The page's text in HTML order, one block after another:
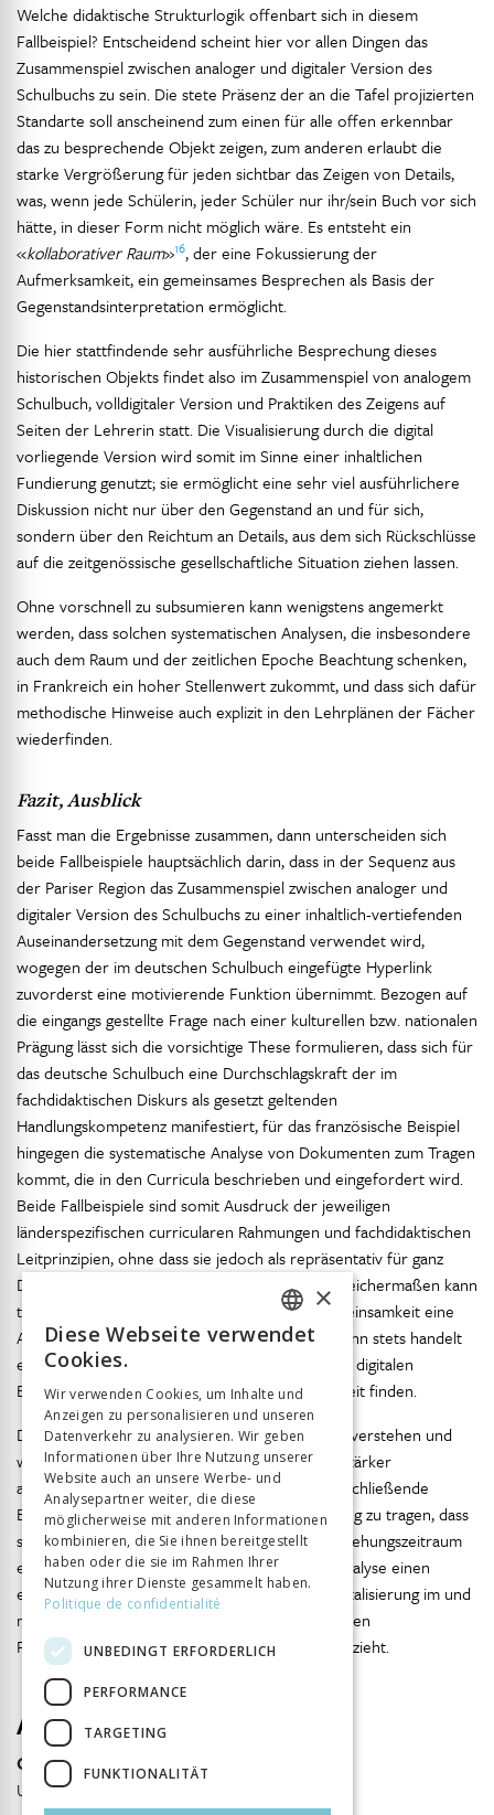
Welche didaktische Strukturlogik offenbart sich in diesem
Fallbeispiel? Entscheidend scheint hier vor allen Dingen das
Zusammenspiel zwischen analoger und digitaler Version des
Schulbuchs zu sein. Die stete Präsenz der an die Tafel projizierten
Standarte soll anscheinend zum einen für alle offen erkennbar
das zu besprechende Objekt zeigen, zum anderen erlaubt die
starke Vergrößerung für jeden sichtbar das Zeigen von Details,
was, wenn jede Schülerin, jeder Schüler nur ihr/sein Buch vor sich
hätte, in dieser Form nicht möglich wäre. Es entsteht ein
«kollaborativer Raum»16, der eine Fokussierung der
Aufmerksamkeit, ein gemeinsames Besprechen als Basis der
Gegenstandsinterpretation ermöglicht.
Die hier stattfindende sehr ausführliche Besprechung dieses
historischen Objekts findet also im Zusammenspiel von analogem
Schulbuch, volldigitaler Version und Praktiken des Zeigens auf
Seiten der Lehrerin statt. Die Visualisierung durch die digital
vorliegende Version wird somit im Sinne einer inhaltlichen
Fundierung genutzt; sie ermöglicht eine sehr viel ausführlichere
Diskussion nicht nur über den Gegenstand an und für sich,
sondern über den Reichtum an Details, aus dem sich Rückschlüsse
auf die zeitgenössische gesellschaftliche Situation ziehen lassen.
Ohne vorschnell zu subsumieren kann wenigstens angemerkt
werden, dass solchen systematischen Analysen, die insbesondere
auch dem Raum und der zeitlichen Epoche Beachtung schenken,
in Frankreich ein hoher Stellenwert zukommt, und dass sich dafür
methodische Hinweise auch explizit in den Lehrplänen der Fächer
wiederfinden.
Fazit, Ausblick
Fasst man die Ergebnisse zusammen, dann unterscheiden sich
beide Fallbeispiele hauptsächlich darin, dass in der Sequenz aus
der Pariser Region das Zusammenspiel zwischen analoger und
digitaler Version des Schulbuchs zu einer inhaltlich-vertiefenden
Auseinandersetzung mit dem Gegenstand verwendet wird,
wogegen der im deutschen Schulbuch eingefügte Hyperlink
zuvorderst eine motivierende Funktion übernimmt. Bezogen auf
die eingangs gestellte Frage nach einer kulturellen bzw. nationalen
Prägung lässt sich die vorsichtige These formulieren, dass sich für
das deutsche Schulbuch eine Durchschlagskraft der im
fachdidaktischen Diskurs als gesetzt geltenden
Handlungskompetenz manifestiert, für das französische Beispiel
hingegen die systematische Analyse von Dokumenten zum Tragen
kommt, die in den Curricula beschrieben und eingefordert wird.
Beide Fallbeispiele sind somit Ausdruck der jeweiligen
länderspezifischen curricularen Rahmungen und fachdidaktischen
Leitprinzipien, ohne dass sie jedoch als repräsentativ für ganz
Deutschland oder Frankreich gelten können. Gleichermaßen kann
trotz aller Unterschiede als transnationale Gemeinsamkeit eine
Art Medienkonvergenz festgehalten werden, denn stets handelt
es sich um ein Zusammenspiel aus analogen und digitalen
Elementen, die Einzug in die unterrichtliche Arbeit finden.
Diese Ergebnisse sind als «erster Aufschlag» zu verstehen und
werden im weiteren Forschungsprozess noch stärker
ausdifferenziert und systematisiert. Für eine abschließende
Einordnung ist außerdem der Tatsache Rechnung zu tragen, dass
sich beide Fallbeispiele hinsichtlich Art und Entstehungszeitraum
erheblich unterscheiden. Dennoch liefert die Analyse einen
ersten exemplarischen Einblick, wie sich die Digitalisierung im und
mit dem Schulbuch im historischen und politischen
Fachunterricht zweier benachbarter Länder vollzieht.
Autor
Christophe Straub
Universität Mainz
FRENCH
ITALIAN
×
Diese Webseite verwendet
Cookies.
Wir verwenden Cookies, um Inhalte und
Anzeigen zu personalisieren und unseren
Datenverkehr zu analysieren. Wir geben
Informationen über Ihre Nutzung unserer
Website auch an unsere Werbe- und
Analysepartner weiter, die diese
möglicherweise mit anderen Informationen
kombinieren, die Sie ihnen bereitgestellt
haben oder die sie im Rahmen Ihrer
Nutzung ihrer Dienste gesammelt haben.
Politique de confidentialité
UNBEDINGT ERFORDERLICH
PERFORMANCE
TARGETING
FUNKTIONALITÄT